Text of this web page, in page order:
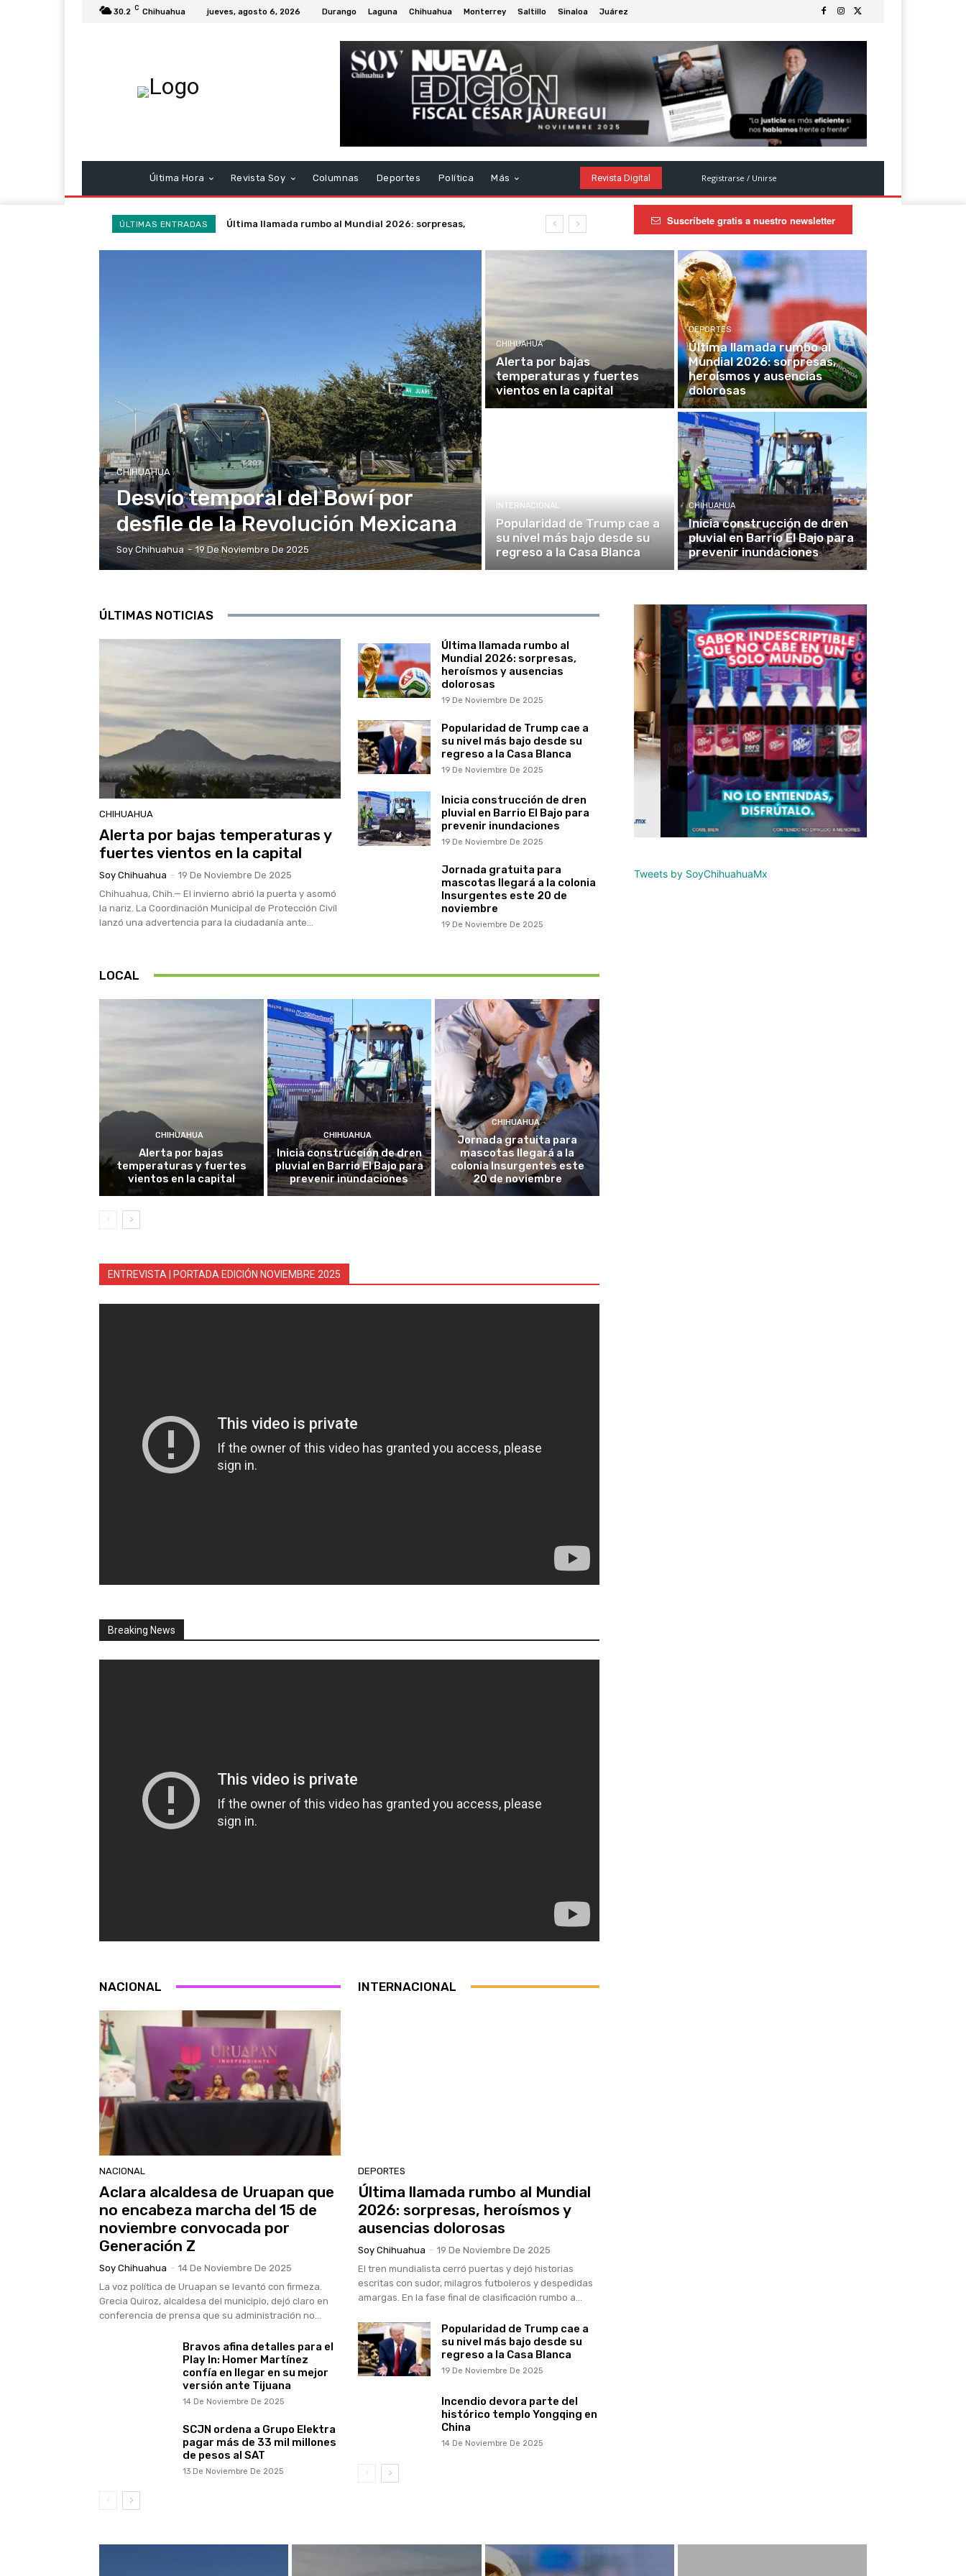
30.2 C Chihuahua jueves, agosto 6, 2026 Durango Laguna Chihuahua Monterrey Saltillo Sinaloa Juárez
Última Hora Revista Soy Columnas Deportes Política Más Revista Digital Registrarse / Unirse
ÚLTIMAS ENTRADAS
Última llamada rumbo al Mundial 2026: sorpresas,
Suscríbete gratis a nuestro newsletter
CHIHUAHUA
Desvío temporal del Bowí por
desfile de la Revolución Mexicana
Soy Chihuahua - 19 De Noviembre De 2025
CHIHUAHUA
Alerta por bajas
temperaturas y fuertes
vientos en la capital
DEPORTES
Última llamada rumbo al
Mundial 2026: sorpresas,
heroísmos y ausencias
dolorosas
INTERNACIONAL
Popularidad de Trump cae a
su nivel más bajo desde su
regreso a la Casa Blanca
CHIHUAHUA
Inicia construcción de dren
pluvial en Barrio El Bajo para
prevenir inundaciones
ÚLTIMAS NOTICIAS
CHIHUAHUA
Alerta por bajas temperaturas y
fuertes vientos en la capital
Soy Chihuahua - 19 De Noviembre De 2025
Chihuahua, Chih.— El invierno abrió la puerta y asomó
la nariz. La Coordinación Municipal de Protección Civil
lanzó una advertencia para la ciudadanía ante...
Última llamada rumbo al
Mundial 2026: sorpresas,
heroísmos y ausencias
dolorosas
19 De Noviembre De 2025
Popularidad de Trump cae a
su nivel más bajo desde su
regreso a la Casa Blanca
19 De Noviembre De 2025
Inicia construcción de dren
pluvial en Barrio El Bajo para
prevenir inundaciones
19 De Noviembre De 2025
Jornada gratuita para
mascotas llegará a la colonia
Insurgentes este 20 de
noviembre
19 De Noviembre De 2025
LOCAL
CHIHUAHUA
Alerta por bajas
temperaturas y fuertes
vientos en la capital
CHIHUAHUA
Inicia construcción de dren
pluvial en Barrio El Bajo para
prevenir inundaciones
CHIHUAHUA
Jornada gratuita para
mascotas llegará a la
colonia Insurgentes este
20 de noviembre
ENTREVISTA | PORTADA EDICIÓN NOVIEMBRE 2025
Breaking News
NACIONAL
NACIONAL
Aclara alcaldesa de Uruapan que
no encabeza marcha del 15 de
noviembre convocada por
Generación Z
Soy Chihuahua - 14 De Noviembre De 2025
La voz política de Uruapan se levantó con firmeza.
Grecia Quiroz, alcaldesa del municipio, dejó claro en
conferencia de prensa que su administración no...
Bravos afina detalles para el
Play In: Homer Martínez
confía en llegar en su mejor
versión ante Tijuana
14 De Noviembre De 2025
SCJN ordena a Grupo Elektra
pagar más de 33 mil millones
de pesos al SAT
13 De Noviembre De 2025
INTERNACIONAL
DEPORTES
Última llamada rumbo al Mundial
2026: sorpresas, heroísmos y
ausencias dolorosas
Soy Chihuahua - 19 De Noviembre De 2025
El tren mundialista cerró puertas y dejó historias
escritas con sudor, milagros futboleros y despedidas
amargas. En la fase final de clasificación rumbo a...
Popularidad de Trump cae a
su nivel más bajo desde su
regreso a la Casa Blanca
19 De Noviembre De 2025
Incendio devora parte del
histórico templo Yongqing en
China
14 De Noviembre De 2025
Tweets by SoyChihuahuaMx